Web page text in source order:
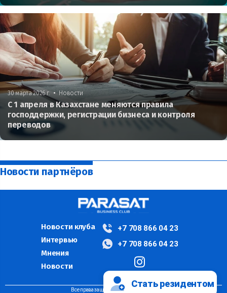
30 марта 2026 г. • Новости
С 1 апреля в Казахстане меняются правила
господдержки, регистрации бизнеса и контроля
переводов
Новости партнёров
Новости клуба
Интервью
Мнения
Новости
+7 708 866 04 23
+7 708 866 04 23
Все права защищены ©PARASAT, 2024
Стать резидентом